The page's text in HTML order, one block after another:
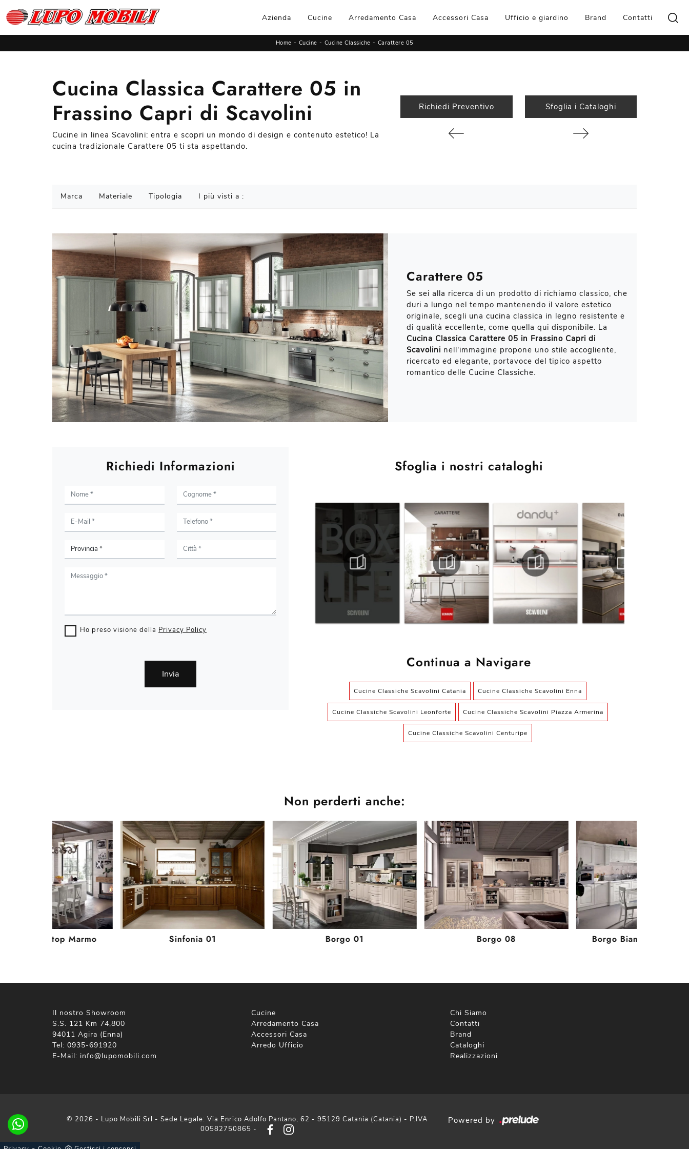
Azienda Cucine Arredamento Casa Accessori Casa Ufficio e giardino Brand Contatti
Home - Cucine - Cucine Classiche - Carattere 05
Cucina Classica Carattere 05 in
Frassino Capri di Scavolini
Cucine in linea Scavolini: entra e scopri un mondo di design e contenuto estetico! La
cucina tradizionale Carattere 05 ti sta aspettando.
Richiedi Preventivo Sfoglia i Cataloghi
Marca Materiale Tipologia I più visti a :
Carattere 05
Se sei alla ricerca di un prodotto di richiamo classico, che
duri a lungo nel tempo mantenendo il valore estetico
originale, scegli una cucina classica in legno resistente e
di qualità eccellente, come quella qui disponibile. La
Cucina Classica Carattere 05 in Frassino Capri di
Scavolini nell'immagine propone uno stile accogliente,
ricercato ed elegante, portavoce del tipico aspetto
romantico delle Cucine Classiche.
Sfoglia i nostri cataloghi
Continua a Navigare
Cucine Classiche Scavolini Catania Cucine Classiche Scavolini Enna
Cucine Classiche Scavolini Leonforte Cucine Classiche Scavolini Piazza Armerina
Cucine Classiche Scavolini Centuripe
Richiedi Informazioni
Ho preso visione della Privacy Policy
Invia
Non perderti anche:
Bianco e top Marmo Sinfonia 01 Borgo 01 Borgo 08 Borgo Bianco e top
Il nostro Showroom
S.S. 121 Km 74,800
94011 Agira (Enna)
Tel: 0935-691920
E-Mail: info@lupomobili.com
Cucine
Arredamento Casa
Accessori Casa
Arredo Ufficio
Chi Siamo
Contatti
Brand
Cataloghi
Realizzazioni
© 2026 - Lupo Mobili Srl - Sede Legale: Via Enrico Adolfo Pantano, 62 - 95129 Catania (Catania) - P.IVA
00582750865 -
Powered by